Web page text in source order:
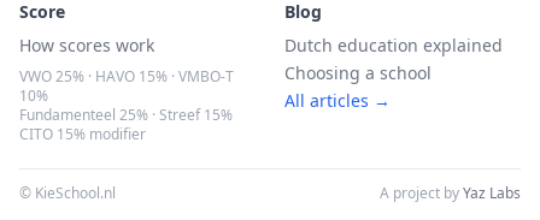
Score
How scores work
VWO 25% · HAVO 15% · VMBO-T
10%
Fundamenteel 25% · Streef 15%
CITO 15% modifier
Blog
Dutch education explained
Choosing a school
All articles →
© KieSchool.nl A project byYaz Labs